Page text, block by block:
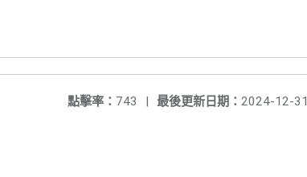
最後更新日期： 2024-12-31
點擊率： 743 |